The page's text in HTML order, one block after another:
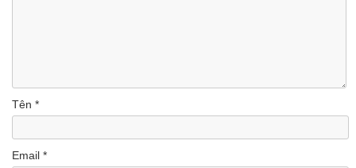
Tên *
Email *